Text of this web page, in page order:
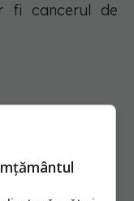
fi cancerul de